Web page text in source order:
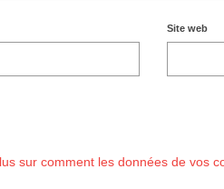
Site web
sur comment les données de vos